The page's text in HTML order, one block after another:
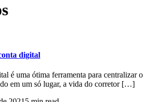
digital
é uma ótima ferramenta para centralizar o
em um só lugar, a vida do corretor […]